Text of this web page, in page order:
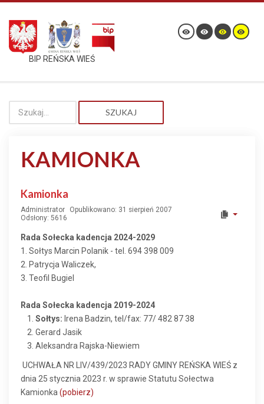
BIP REŃSKA WIEŚ
SZUKAJ
KAMIONKA
Kamionka
Administrator
Opublikowano: 31 sierpień 2007
Odsłony: 5616
Rada Sołecka kadencja 2024-2029
1. Sołtys Marcin Polanik - tel. 694 398 009
2. Patrycja Waliczek,
3. Teofil Bugiel
Rada Sołecka kadencja 2019-2024
Sołtys: Irena Badzin, tel/fax: 77/ 482 87 38
Gerard Jasik
Aleksandra Rajska-Niewiem
UCHWAŁA NR LIV/439/2023 RADY GMINY REŃSKA WIEŚ z
dnia 25 stycznia 2023 r. w sprawie Statutu Sołectwa
Kamionka (pobierz)